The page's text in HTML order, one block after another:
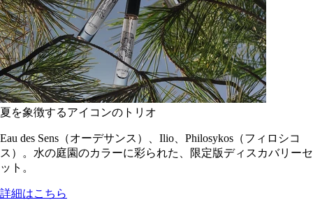
夏を象徴するアイコンのトリオ
Eau des Sens（オーデサンス）、Ilio、Philosykos（フィロシコ
ス）。水の庭園のカラーに彩られた、限定版ディスカバリーセ
ット。
詳細はこちら